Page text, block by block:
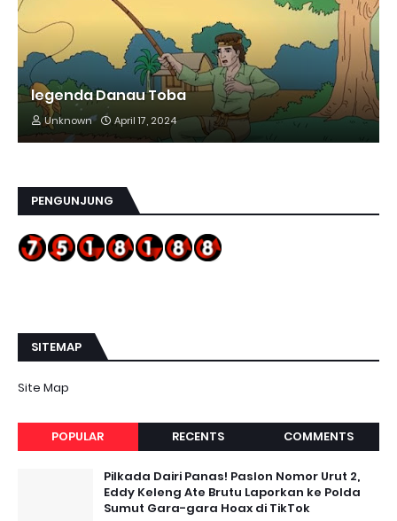
legenda Danau Toba
Unknown April 17, 2024
PENGUNJUNG
SITEMAP
Site Map
POPULAR RECENTS COMMENTS
Pilkada Dairi Panas! Paslon Nomor Urut 2,
Eddy Keleng Ate Brutu Laporkan ke Polda
Sumut Gara-gara Hoax di TikTok